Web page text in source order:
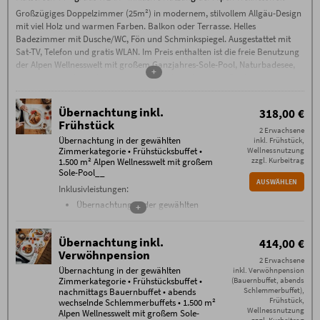
Wir empfehlen den Abschluss einer
Reiserücktrittskostenversicherung.
Abend mit Live-Musik, Feuerabend,
Whisky-Tasting uvm.
Buchungsbedingungen
Es gelten dieBuchungsbedingungen(PDF) des
Hotel Oberstdorf, Reute 20, D-87561 Oberstdorf.
Check-in ab 15 Uhr. Falls Sie nach 23.00
Check-out bis 11.00 Uhr
Garagenstellplatz 15 Euro,
Außenstellplatz 5 € pro PKW/Nacht
Zusätzliche Bedingungen
Keine Anzahlung – ab Buchung 70%
Stornogebühren außer bei Weitervermietung. Eine
Stornierung muss schriftlich per E-Mail erfolgen
(ausschließlich an info@hotel-oberstdorf.de).
Wir empfehlen den Abschluss einer
Reiserücktrittskostenversicherung.
Großzügiges Doppelzimmer (25m²) in modernem, stilvollem Allgäu-Design
mit viel Holz und warmen Farben. Balkon oder Terrasse. Helles
Badezimmer mit Dusche/WC, Fön und Schminkspiegel. Ausgestattet mit
Sat-TV, Telefon und gratis WLAN. Im Preis enthalten ist die freie Benutzung
der Alpen Wellnesswelt mit großem Ganzjahres-Sole-Pool, Naturbadesee,
einzigartigem Saunabereich mit Sauna-Alpe, Steinbad, Backstüble,
+
Übernachtung inkl.
Frühstück
Übernachtung in der gewählten
Zimmerkategorie • Frühstücksbuffet •
1.500 m² Alpen Wellnesswelt mit großem
Sole-Pool__
Inklusivleistungen:
Übernachtung in der gewählten
Zimmerkategorie
verschiedenen
Frühstückskomponenten von 7.30
bis 11 Uhr
täglich Nutzung der einzigartigen
1500 m² Alpen Wellnessweltmit
beheiztem Außen-Sole-Pool,
+
318,00 €
2 Erwachsene
inkl. Frühstück,
Wellnessnutzung
zzgl. Kurbeitrag
AUSWÄHLEN
Übernachtung inkl.
Verwöhnpension
Übernachtung in der gewählten
Zimmerkategorie • Frühstücksbuffet •
nachmittags Bauernbuffet • abends
wechselnde Schlemmerbuffets • 1.500 m²
Alpen Wellnesswelt mit großem Sole-
414,00 €
2 Erwachsene
inkl. Verwöhnpension
(Bauernbuffet, abends
Schlemmerbuffet),
Frühstück,
Wellnessnutzung